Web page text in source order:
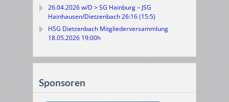
26.04.2026 w/D > SG Hainburg – JSG
Hainhausen/Dietzenbach 26:16 (15:5)
HSG Dietzenbach Mitgliederversammlung
18.05.2026 19:00h
Sponsoren